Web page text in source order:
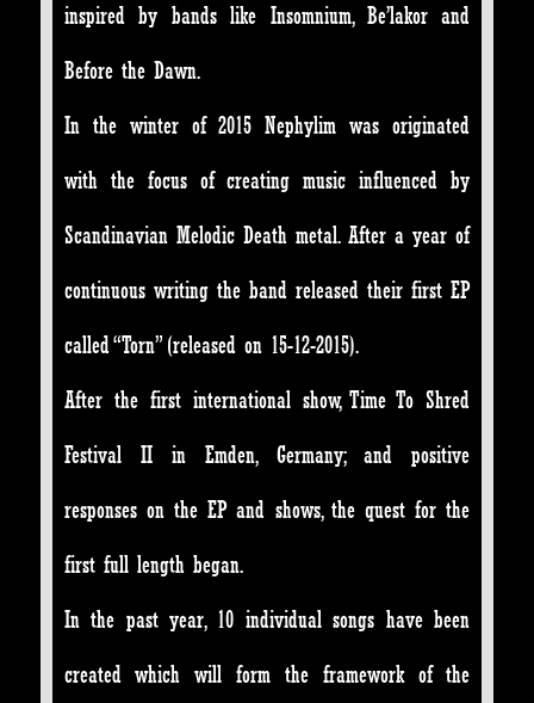
inspired by bands like Insomnium, Be’lakor and
Before the Dawn.
In the winter of 2015 Nephylim was originated
with the focus of creating music influenced by
Scandinavian Melodic Death metal. After a year of
continuous writing the band released their first EP
called “Torn” (released on 15-12-2015).
After the first international show, Time To Shred
Festival II in Emden, Germany; and positive
responses on the EP and shows, the quest for the
first full length began.
In the past year, 10 individual songs have been
created which will form the framework of the